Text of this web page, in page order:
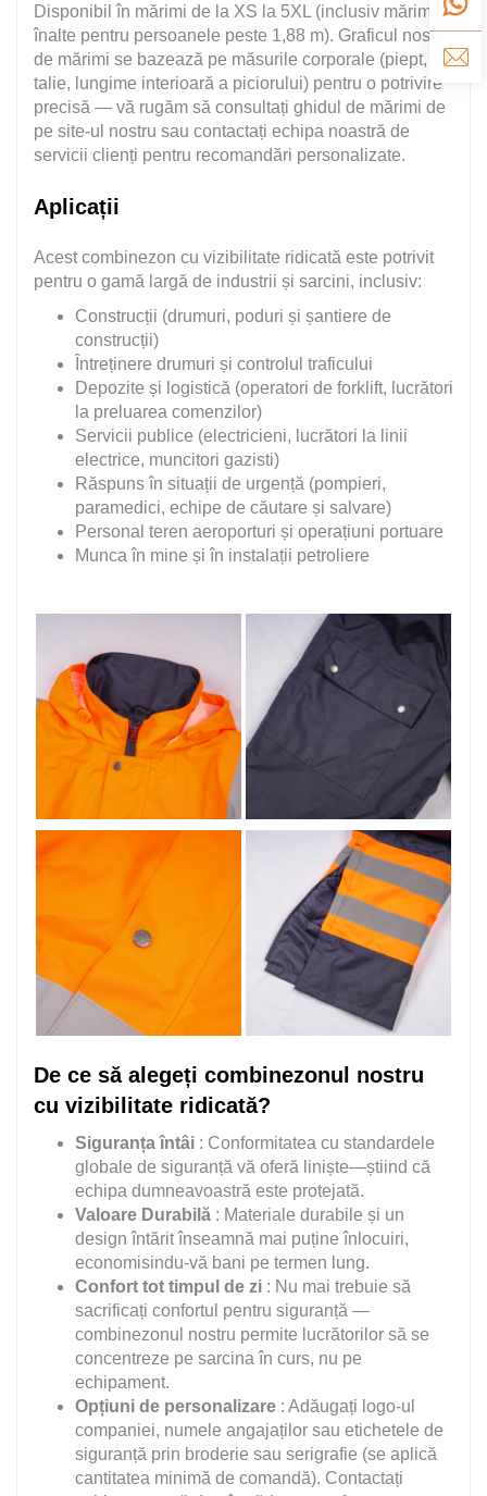
Disponibil în mărimi de la XS la 5XL (inclusiv mărimi
înalte pentru persoanele peste 1,88 m). Graficul nostru
de mărimi se bazează pe măsurile corporale (piept,
talie, lungime interioară a piciorului) pentru o potrivire
precisă — vă rugăm să consultați ghidul de mărimi de
pe site-ul nostru sau contactați echipa noastră de
servicii clienți pentru recomandări personalizate.
Aplicații
Acest combinezon cu vizibilitate ridicată este potrivit
pentru o gamă largă de industrii și sarcini, inclusiv:
Construcții (drumuri, poduri și șantiere de
construcții)
Întreținere drumuri și controlul traficului
Depozite și logistică (operatori de forklift, lucrători
la preluarea comenzilor)
Servicii publice (electricieni, lucrători la linii
electrice, muncitori gazisti)
Răspuns în situații de urgență (pompieri,
paramedici, echipe de căutare și salvare)
Personal teren aeroporturi și operațiuni portuare
Munca în mine și în instalații petroliere
De ce să alegeți combinezonul nostru
cu vizibilitate ridicată?
Siguranța întâi : Conformitatea cu standardele
globale de siguranță vă oferă liniște—știind că
echipa dumneavoastră este protejată.
Valoare Durabilă : Materiale durabile și un
design întărit înseamnă mai puține înlocuiri,
economisindu-vă bani pe termen lung.
Confort tot timpul de zi : Nu mai trebuie să
sacrificați confortul pentru siguranță —
combinezonul nostru permite lucrătorilor să se
concentreze pe sarcina în curs, nu pe
echipament.
Opțiuni de personalizare : Adăugați logo-ul
companiei, numele angajaților sau etichetele de
siguranță prin broderie sau serigrafie (se aplică
cantitatea minimă de comandă). Contactați